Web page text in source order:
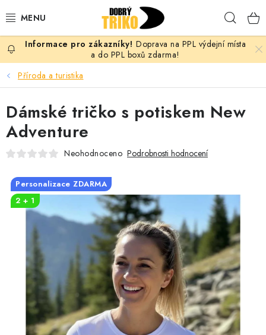
na
PRO ŽENY
PRO MUŽE
PRO DĚTI
PRO PÁRY
VLASTNÍ MOTIV
TRIČKA
MIKINY
OKAMŽITĚ K ODBĚRU
B2B
Doprava na PPL výdejní místa
a do PPL boxů zdarma!
Příroda a turistika
Dámské tričko s potiskem New
Adventure
Neohodnoceno Podrobnosti hodnocení
Personalizace ZDARMA
2 + 1